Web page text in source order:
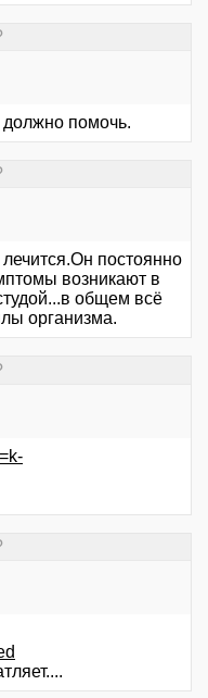
должно помочь.
постоянно
возникают в
общем всё
организма.